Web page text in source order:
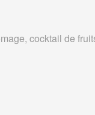
cocktail de